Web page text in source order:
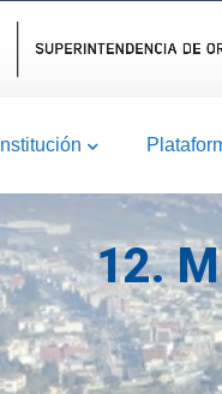
Institución
12.